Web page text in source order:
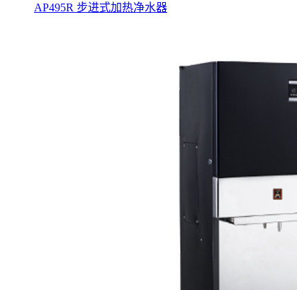
AP495R 步进式加热净水器